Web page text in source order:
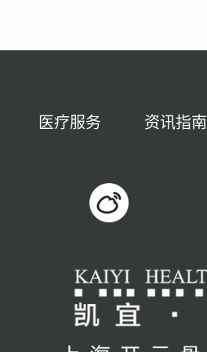
医疗服务 资讯指南